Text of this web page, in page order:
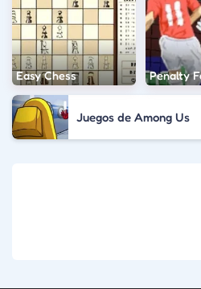
Easy Chess Penalty
Juegos de Among Us